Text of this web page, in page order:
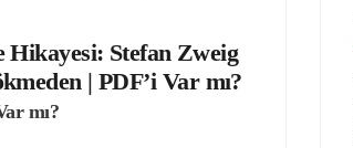
Hikayesi: Stefan Zweig
| PDF’i Var mı?
mı?